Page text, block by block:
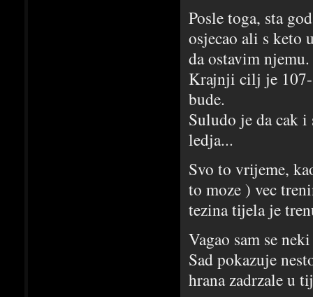
Posle toga, sta
osjecao ali s keto
da ostavim njemu.
Krajnji cilj je 107-
bude.
Suludo je da cak
ledja...
Svo to vrijeme,
to moze ) vec
tezina tijela je
Vagao sam se
Sad pokazuje
hrana zadrzale u